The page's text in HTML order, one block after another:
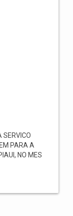
SERVICO
PARA A
NO MES